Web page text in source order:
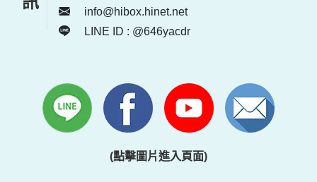
info@hibox.hinet.net
LINE ID : @646yacdr
(點擊圖片進入頁面)